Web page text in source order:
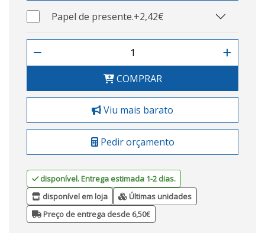
Papel de presente.+2,42€
COMPRAR
Viu mais barato
Pedir orçamento
disponível. Entrega estimada 1-2 dias.
disponível em loja
Últimas unidades
Preço de entrega desde 6,50€